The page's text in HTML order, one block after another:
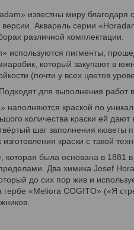
известны миру благодаря
Акварель серии
различной комплектации.
используются пигменты,
который закупают в
(почти у всех цветов
для выполнения работ
краской по
количества краски ей
шаг заполнения кюветы
краски с такой
которая была основана в
Два химика Josef
до сих пор жив и
«Meliora COGITO» («Я